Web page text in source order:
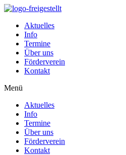
Zum
wechselnAktuelles
Info
Termine
Über uns
Förderverein
Kontakt
Menü
Aktuelles
Info
Termine
Über uns
Förderverein
Kontakt